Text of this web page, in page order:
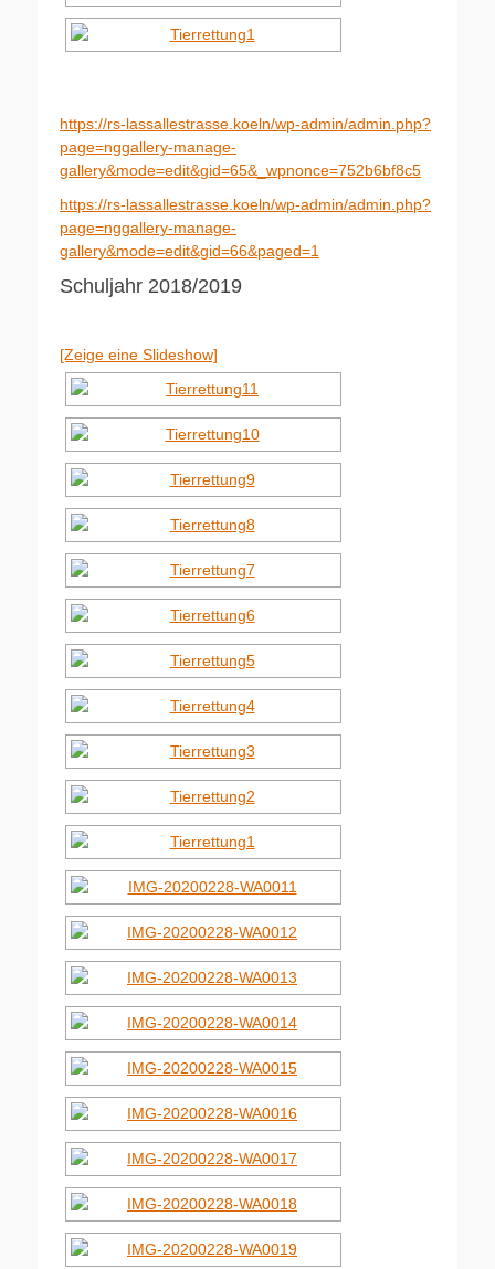
https://rs-lassallestrasse.koeln/wp-admin/admin.php?
page=nggallery-manage-
gallery&mode=edit&gid=65&_wpnonce=752b6bf8c5
https://rs-lassallestrasse.koeln/wp-admin/admin.php?
page=nggallery-manage-
gallery&mode=edit&gid=66&paged=1
Schuljahr 2018/2019
[Zeige eine Slideshow]